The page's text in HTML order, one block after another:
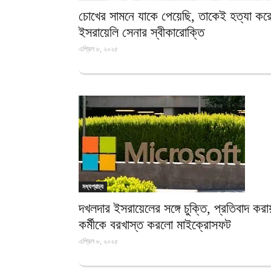
চোখের সামনে যাকে পেয়েছি, তাকেই হত্যা
ইসরায়েলি সেনার স্বীকারোক্তি
এপ্রিল ৮, ২০২৫
মধ্যপ্রাচ্য
দখলদার ইসরায়েলের সঙ্গে চুক্তি, প্রতিবাদ
কর্মীকে বরখাস্ত করলো মাইক্রোসফট
এপ্রিল ৮, ২০২৫